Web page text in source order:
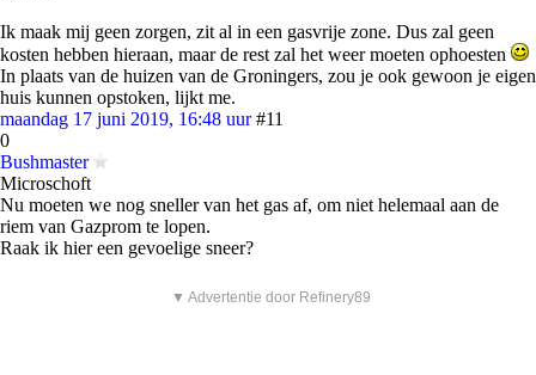
Ik maak mij geen zorgen, zit al in een gasvrije zone. Dus zal geen
kosten hebben hieraan, maar de rest zal het weer moeten ophoesten
In plaats van de huizen van de Groningers, zou je ook gewoon je eigen
huis kunnen opstoken, lijkt me.
maandag 17 juni 2019, 16:48 uur #11
0
Bushmaster
Microschoft
Nu moeten we nog sneller van het gas af, om niet helemaal aan de
riem van Gazprom te lopen.
Raak ik hier een gevoelige sneer?
▼ Advertentie door Refinery89